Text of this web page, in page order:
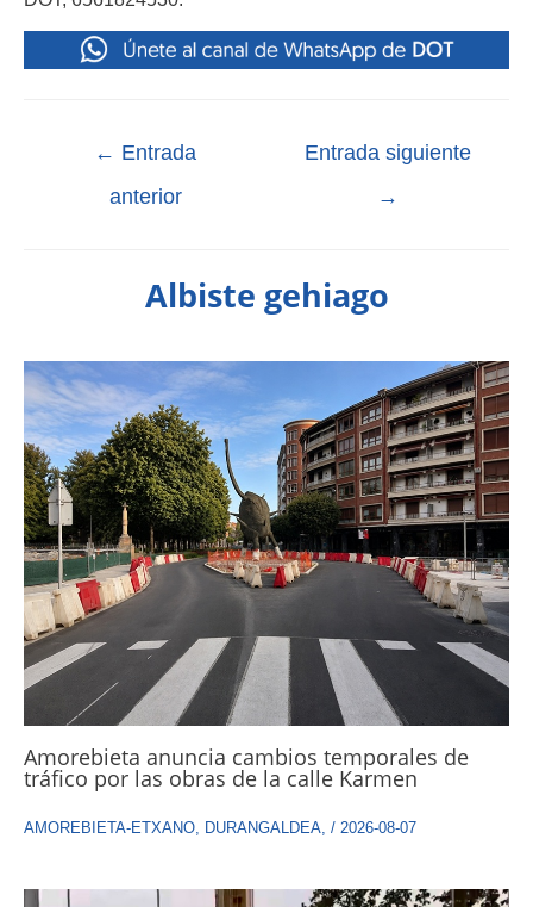
← Entrada
anterior
Entrada siguiente
→
Albiste gehiago
Amorebieta anuncia cambios temporales de
tráfico por las obras de la calle Karmen
AMOREBIETA-ETXANO, DURANGALDEA, / 2026-08-07